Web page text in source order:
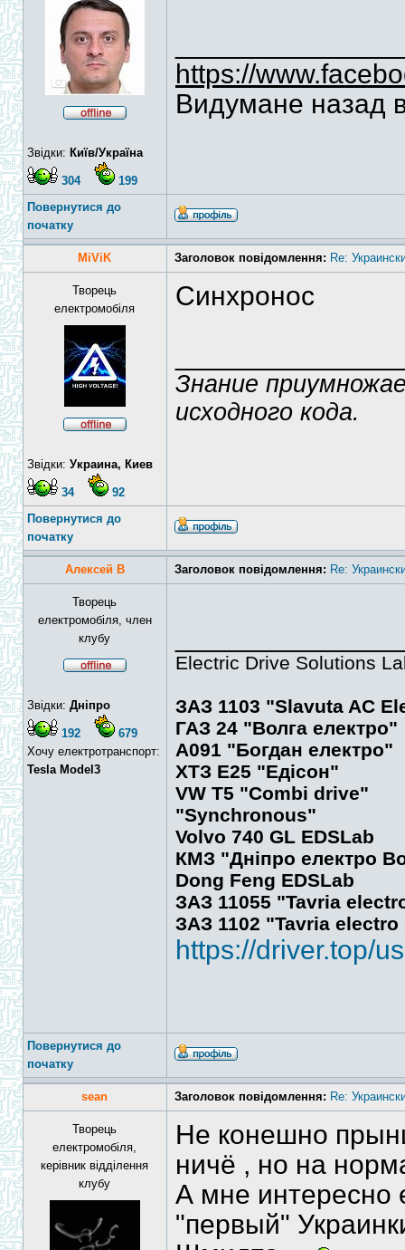
Звідки: Київ/Україна
304 199
https://
Видумане назад
Повернутися до
початку
MiViK Заголовок повідомлення: Re:
Творець
електромобіля
Звідки: Украина, Киев
34 92
Синхронос
Знание
исходного кода.
Повернутися до
початку
Алексей В Заголовок повідомлення: Re:
Творець
електромобіля, член
клубу
Звідки: Дніпро
192
679
Хочу електротранспорт:
Tesla Model3
Electric Drive Solutions
ЗАЗ 1103 "Slavuta AC
ГАЗ 24 "Волга електро"
А091 "Богдан електро"
ХТЗ Е25 "Едісон"
VW T5 "Combi drive"
"Synchronous"
Volvo 740 GL EDSLab
КМЗ "Дніпро електро
Dong Feng EDSLab
ЗАЗ 11055 "Tavria
ЗАЗ 1102 "Tavria
https://driver.top/
Повернутися до
початку
sean Заголовок повідомлення: Re:
Творець
електромобіля,
керівник відділення
клубу
Не конешно
ничё , но на
А мне интересно
"первый"